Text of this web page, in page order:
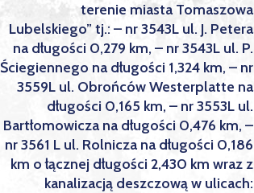
terenie miasta Tomaszowa
Lubelskiego” tj.: – nr 3543L ul. J. Petera
na długości 0,279 km, – nr 3543L ul. P.
Ściegiennego na długości 1,324 km, – nr
3559L ul. Obrońców Westerplatte na
długości 0,165 km, – nr 3553L ul.
Bartłomowicza na długości 0,476 km, –
nr 3561 L ul. Rolnicza na długości 0,186
km o łącznej długości 2,430 km wraz z
kanalizacją deszczową w ulicach: